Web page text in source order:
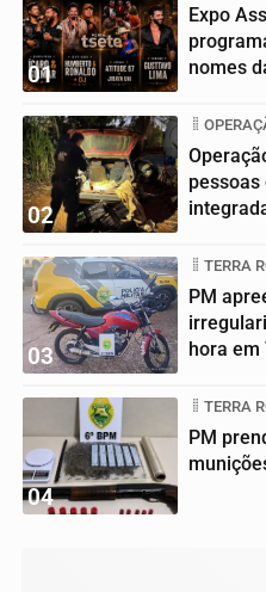
01
Expo
nomes
02
03
TERRA
PM
hora em
04
TERRA
PM